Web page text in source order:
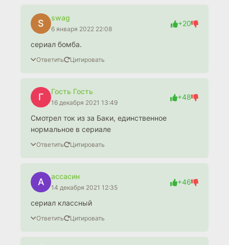
S
swag
6 января 2022 22:08
+20
сериал бомба.
Ответить Цитировать
Г
Гость Гость
16 декабря 2021 13:49
+48
Смотрел ток из за Баки, единственное
нормальное в сериале
Ответить Цитировать
А
ассасин
14 декабря 2021 12:35
+46
сериал классный
Ответить Цитировать